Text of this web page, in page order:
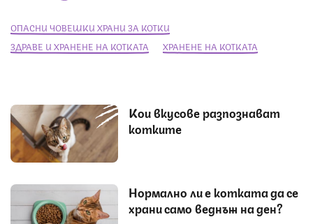
ОПАСНИ ЧОВЕШКИ ХРАНИ ЗА КОТКИ
ЗДРАВЕ И ХРАНЕНЕ НА КОТКАТА
ХРАНЕНЕ НА КОТКАТА
Кои вкусове разпознават
котките
Нормално ли е котката да се
храни само веднъж на ден?